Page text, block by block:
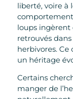
liberté, voire à
loups ingèrent
retrouvés
herbivores.
un héritage
Certains
manger de